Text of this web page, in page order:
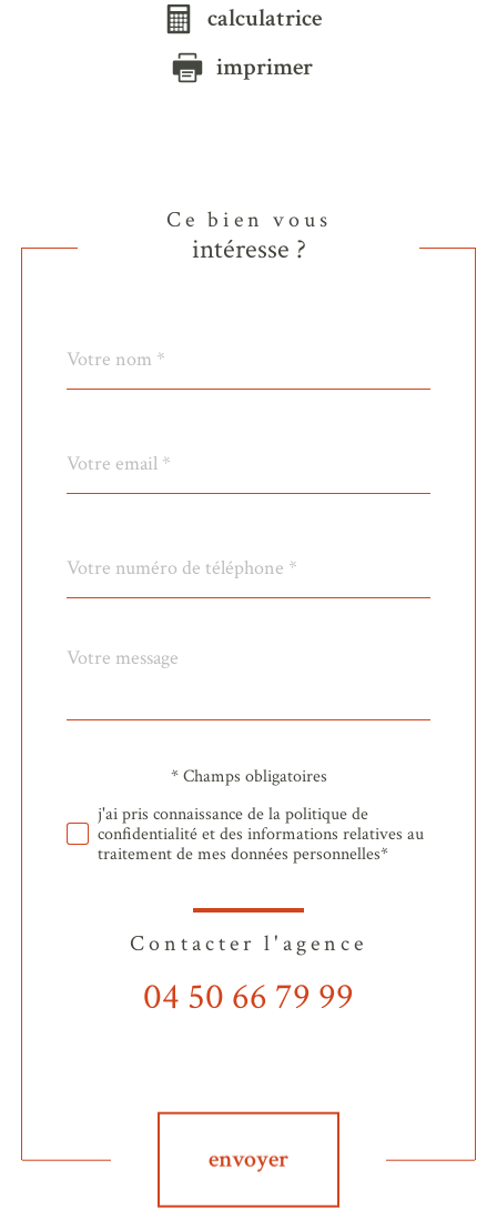
calculatrice
imprimer
Ce bien vous
intéresse ?
Fieldset
*
*
*
Fieldset
défaut
Message
Validation* Champs obligatoires
j'ai pris connaissance de la politique de
confidentialité et des informations relatives au
traitement de mes données personnelles*
Contacter l'agence
04 50 66 79 99
envoyer